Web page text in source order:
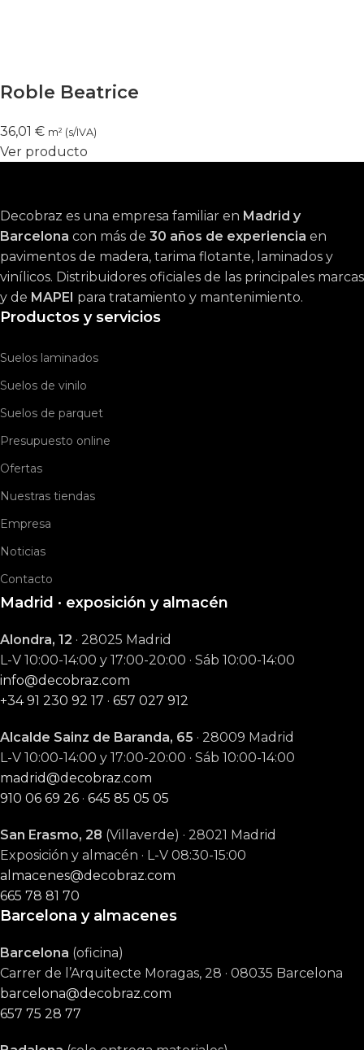
Roble Beatrice
36,01 € m² (s/IVA)
Ver producto
Decobraz es una empresa familiar en Madrid y
Barcelona con más de 30 años de experiencia en
pavimentos de madera, tarima flotante, laminados y
vinílicos. Distribuidores oficiales de las principales marcas
y de MAPEI para tratamiento y mantenimiento.
Productos y servicios
Suelos laminados
Suelos de vinilo
Suelos de parquet
Presupuesto online
Ofertas
Nuestras tiendas
Empresa
Noticias
Contacto
Madrid · exposición y almacén
Alondra, 12 · 28025 Madrid
L-V 10:00-14:00 y 17:00-20:00 · Sáb 10:00-14:00
info@decobraz.com
+34 91 230 92 17 · 657 027 912
Alcalde Sainz de Baranda, 65 · 28009 Madrid
L-V 10:00-14:00 y 17:00-20:00 · Sáb 10:00-14:00
madrid@decobraz.com
910 06 69 26 · 645 85 05 05
San Erasmo, 28 (Villaverde) · 28021 Madrid
Exposición y almacén · L-V 08:30-15:00
almacenes@decobraz.com
665 78 81 70
Barcelona y almacenes
Barcelona (oficina)
Carrer de l’Arquitecte Moragas, 28 · 08035 Barcelona
barcelona@decobraz.com
657 75 28 77